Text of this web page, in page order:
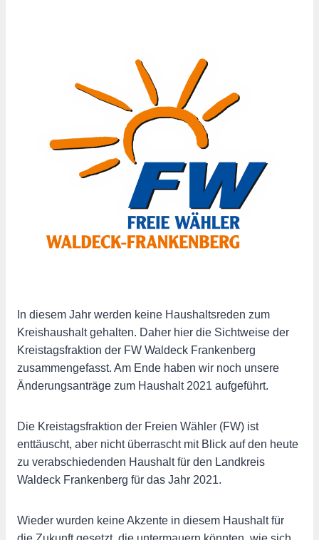
In diesem Jahr werden keine Haushaltsreden zum
Kreishaushalt gehalten. Daher hier die Sichtweise der
Kreistagsfraktion der FW Waldeck Frankenberg
zusammengefasst. Am Ende haben wir noch unsere
Änderungsanträge zum Haushalt 2021 aufgeführt.
Die Kreistagsfraktion der Freien Wähler (FW) ist
enttäuscht, aber nicht überrascht mit Blick auf den heute
zu verabschiedenden Haushalt für den Landkreis
Waldeck Frankenberg für das Jahr 2021.
Wieder wurden keine Akzente in diesem Haushalt für